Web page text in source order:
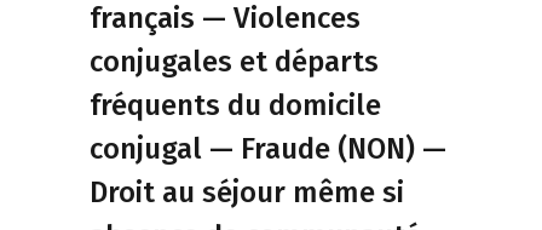
français — Violences
conjugales et départs
fréquents du domicile
conjugal — Fraude (NON) —
Droit au séjour même si